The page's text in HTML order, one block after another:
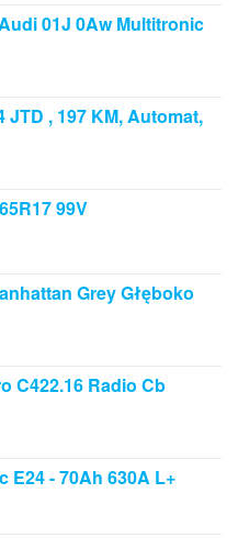
01J 0Aw Multitronic
JTD , 197 KM, Automat,
99V
Grey Głęboko
C422.16 Radio Cb
E24 - 70Ah 630A L+